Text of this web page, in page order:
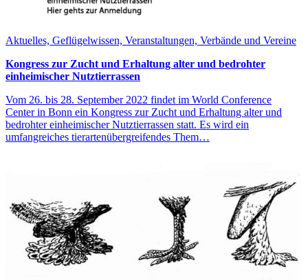
Aktuelles, Geflügelwissen, Veranstaltungen, Verbände und Vereine
Kongress zur Zucht und Erhaltung alter und bedrohter
einheimischer Nutztierrassen
Vom 26. bis 28. September 2022 findet im World Conference
Center in Bonn ein Kongress zur Zucht und Erhaltung alter und
bedrohter einheimischer Nutztierrassen statt. Es wird ein
umfangreiches tierartenübergreifendes Them…